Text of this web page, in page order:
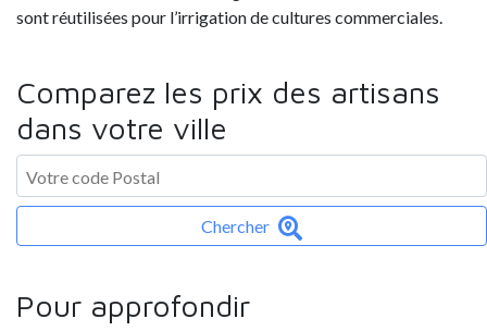
sont réutilisées pour l’irrigation de cultures commerciales.
Comparez les prix des artisans
dans votre ville
Chercher
Pour approfondir